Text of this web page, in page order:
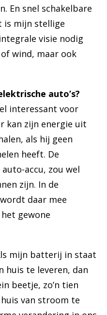
En snel schakelbare
is mijn stellige
visie nodig
wind, maar ook
auto’s?
interessant voor
kan zijn energie uit
als hij geen
heeft. De
accu, zou wel
zijn. In de
daar mee
gewone
mijn batterij in staat
huis te leveren, dan
beetje, zo’n tien
van stroom te